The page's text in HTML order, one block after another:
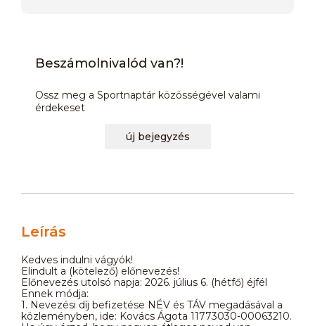
Beszámolnivalód van?!
Ossz meg a Sportnaptár közösségével valami
érdekeset
új bejegyzés
Leírás
Kedves indulni vágyók!
Elindult a (kötelező) előnevezés!
Előnevezés utolsó napja: 2026. július 6. (hétfő) éjfél
Ennek módja:
1. Nevezési díj befizetése NÉV és TÁV megadásával a
közleményben, ide: Kovács Ágota 11773030-00063210.